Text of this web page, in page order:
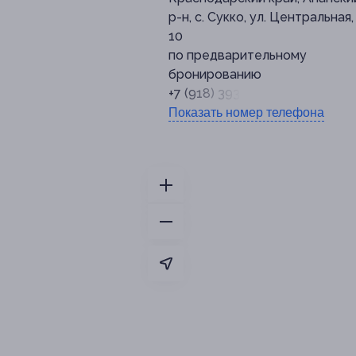
р-н, с. Сукко, ул. Центральная,
10
по предварительному
бронированию
+7 (918) 393-28-21
Показать номер телефона